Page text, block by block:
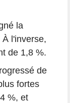
la
l'inverse,
de 1,8 %.
de
fortes
%, et